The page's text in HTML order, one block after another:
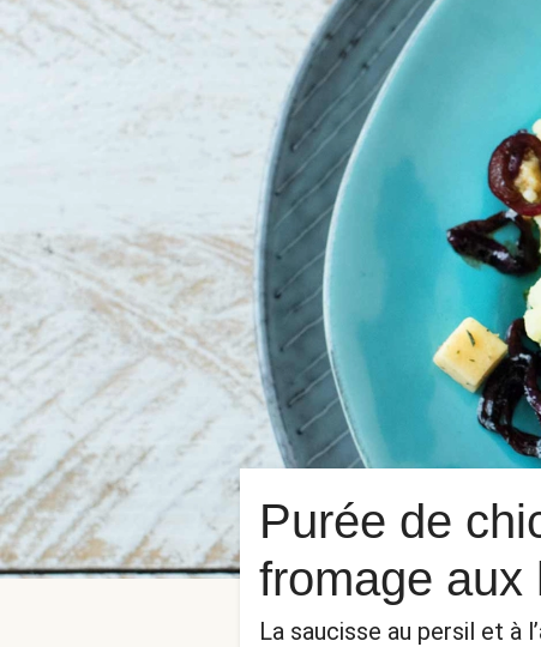
Purée de
fromage aux
La saucisse au persil et à